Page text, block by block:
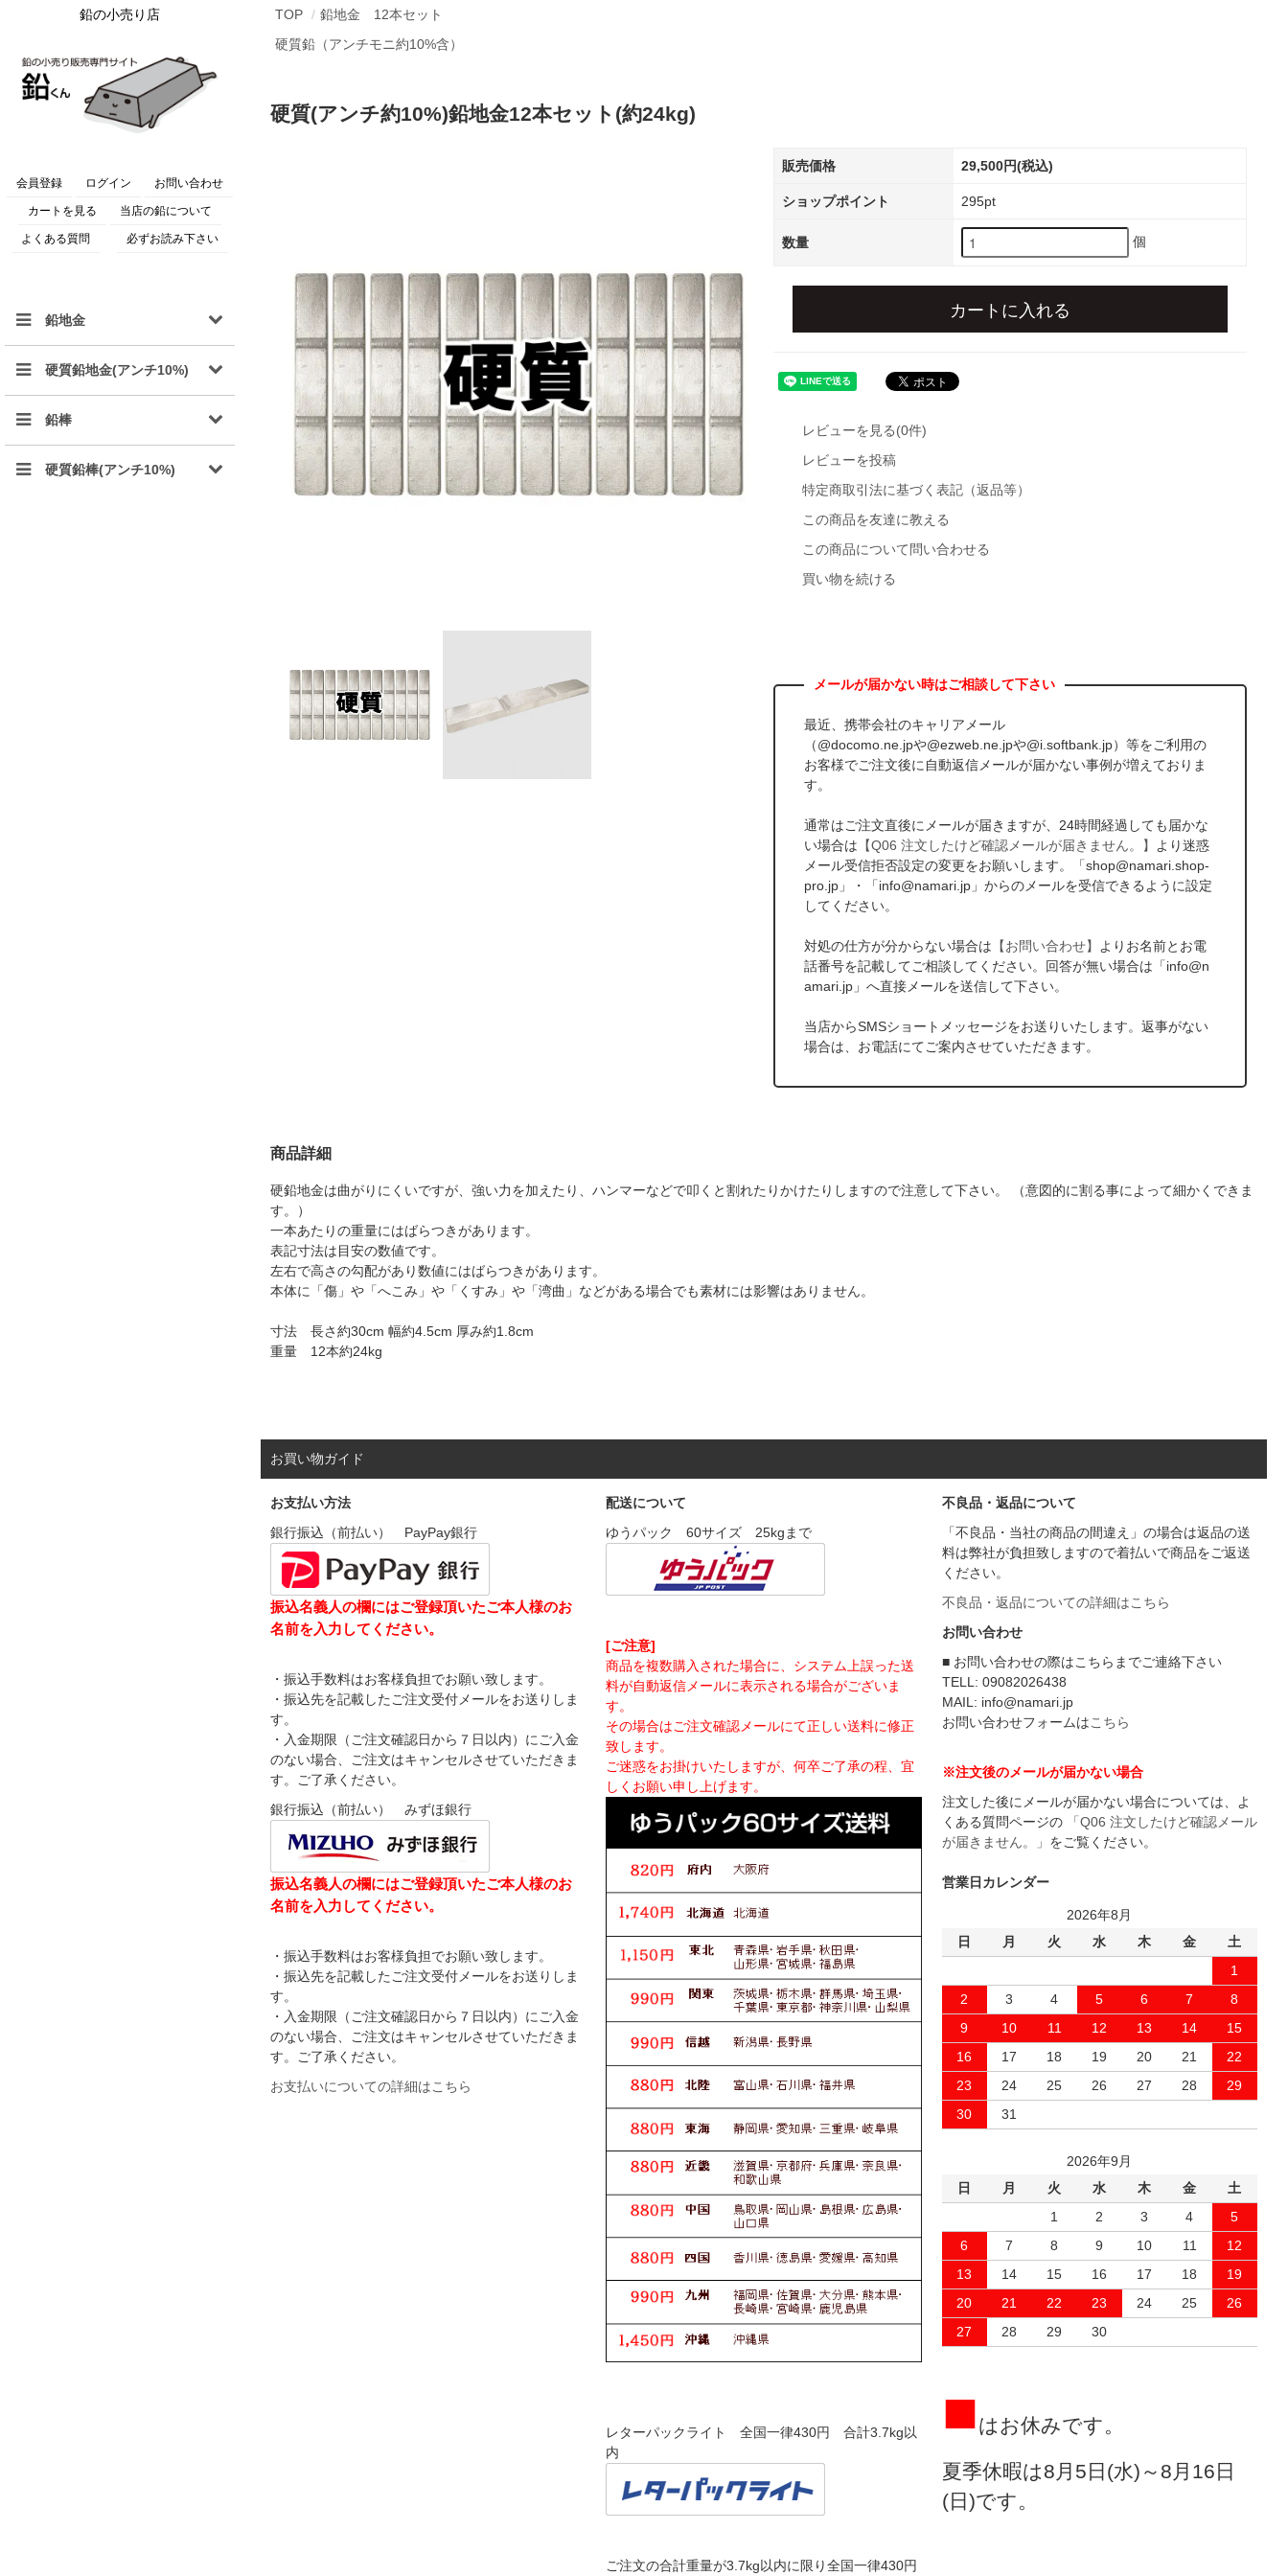
鉛の小売り店
会員登録 ログイン お問い合わせ
カートを見る 当店の鉛について
よくある質問 必ずお読み下さい
鉛地金
硬質鉛地金(アンチ10%)
鉛棒
硬質鉛棒(アンチ10%)
TOP
鉛地金 12本セット
硬質鉛（アンチモニ約10%含）
硬質(アンチ約10%)鉛地金12本セット(約24kg)
販売価格 29,500円(税込)
ショップポイント 295pt
数量 個
カートに入れる
レビューを見る(0件)
レビューを投稿
特定商取引法に基づく表記（返品等）
この商品を友達に教える
この商品について問い合わせる
買い物を続ける
最近、携帯会社のキャリアメール
（@docomo.ne.jpや@ezweb.ne.jpや@i.softbank.jp）等をご利用の
お客様でご注文後に自動返信メールが届かない事例が増えておりま
す。
通常はご注文直後にメールが届きますが、24時間経過しても届かな
い場合は 【Q06 注文したけど確認メールが届きません。】
より迷惑
メール受信拒否設定の変更をお願いします。「shop@namari.shop-
pro.jp」・「info@namari.jp」からのメールを受信できるように設定
してください。
対処の仕方が分からない場合は 【お問い合わせ】
よりお名前とお電
話番号を記載してご相談してください。回答が無い場合は「info@n
amari.jp」へ直接メールを送信して下さい。
当店からSMSショートメッセージをお送りいたします。返事がない
場合は、お電話にてご案内させていただきます。
商品詳細
硬鉛地金は曲がりにくいですが、強い力を加えたり、ハンマーなどで叩くと割れたりかけたりしますので注意して下さい。 （意図的に割る事によって細かくできま
す。）
一本あたりの重量にはばらつきがあります。
表記寸法は目安の数値です。
左右で高さの勾配があり数値にはばらつきがあります。
本体に「傷」や「へこみ」や「くすみ」や「湾曲」などがある場合でも素材には影響はありません。
寸法 長さ約30cm 幅約4.5cm 厚み約1.8cm
重量 12本約24kg
お買い物ガイド
お支払い方法
銀行振込（前払い） PayPay銀行
振込名義人の欄にはご登録頂いたご本人様のお
名前を入力してください。
・振込手数料はお客様負担でお願い致します。
・振込先を記載したご注文受付メールをお送りしま
す。
・入金期限（ご注文確認日から７日以内）にご入金
のない場合、ご注文はキャンセルさせていただきま
す。ご了承ください。
銀行振込（前払い） みずほ銀行
振込名義人の欄にはご登録頂いたご本人様のお
名前を入力してください。
・振込手数料はお客様負担でお願い致します。
・振込先を記載したご注文受付メールをお送りしま
す。
・入金期限（ご注文確認日から７日以内）にご入金
のない場合、ご注文はキャンセルさせていただきま
す。ご了承ください。
お支払いについての詳細はこちら
配送について
ゆうパック 60サイズ 25kgまで
[ご注意]
商品を複数購入された場合に、システム上誤った送
料が自動返信メールに表示される場合がございま
す。
その場合はご注文確認メールにて正しい送料に修正
致します。
ご迷惑をお掛けいたしますが、何卒ご了承の程、宜
しくお願い申し上げます。
レターパックライト 全国一律430円 合計3.7kg以
内
ご注文の合計重量が3.7kg以内に限り全国一律430円
不良品・返品について
「不良品・当社の商品の間違え」の場合は返品の送
料は弊社が負担致しますので着払いで商品をご返送
ください。
不良品・返品についての詳細はこちら
お問い合わせ
■ お問い合わせの際はこちらまでご連絡下さい
TELL: 09082026438
MAIL: info@namari.jp
お問い合わせフォームはこちら
※注文後のメールが届かない場合
注文した後にメールが届かない場合については、よ
くある質問ページの
「Q06 注文したけど確認メール
が届きません。」 をご覧ください。
営業日カレンダー
2026年8月
日
月 火 水 木 金
土
1
2
3 4 5 6 7
8
9
10 11 12 13 14
15
16
17 18 19 20 21
22
23
24 25 26 27 28
29
30
31
2026年9月
日
月 火 水 木 金
土
1
2 3 4
5
6
7 8 9 10 11
12
13
14 15 16 17 18
19
20
21 22 23 24 25
26
27
28 29 30
■はお休みです。
夏季休暇は8月5日(水)～8月16日
(日)です。